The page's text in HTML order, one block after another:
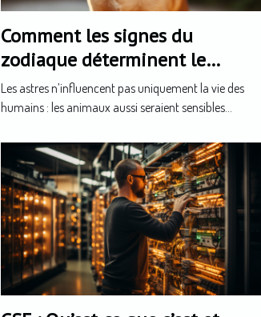
Comment les signes du
zodiaque déterminent le
caractère de votre animal
Les astres n’influencent pas uniquement la vie des
humains : les animaux aussi seraient sensibles...